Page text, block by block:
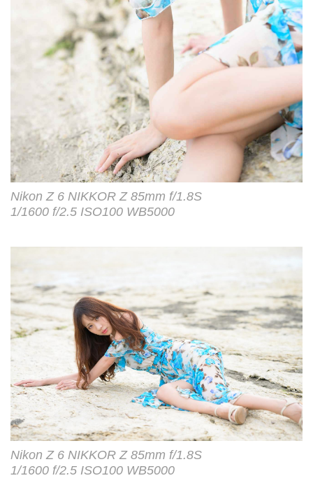
Nikon Z 6 NIKKOR Z 85mm f/1.8S
1/1600 f/2.5 ISO100 WB5000
Nikon Z 6 NIKKOR Z 85mm f/1.8S
1/1600 f/2.5 ISO100 WB5000